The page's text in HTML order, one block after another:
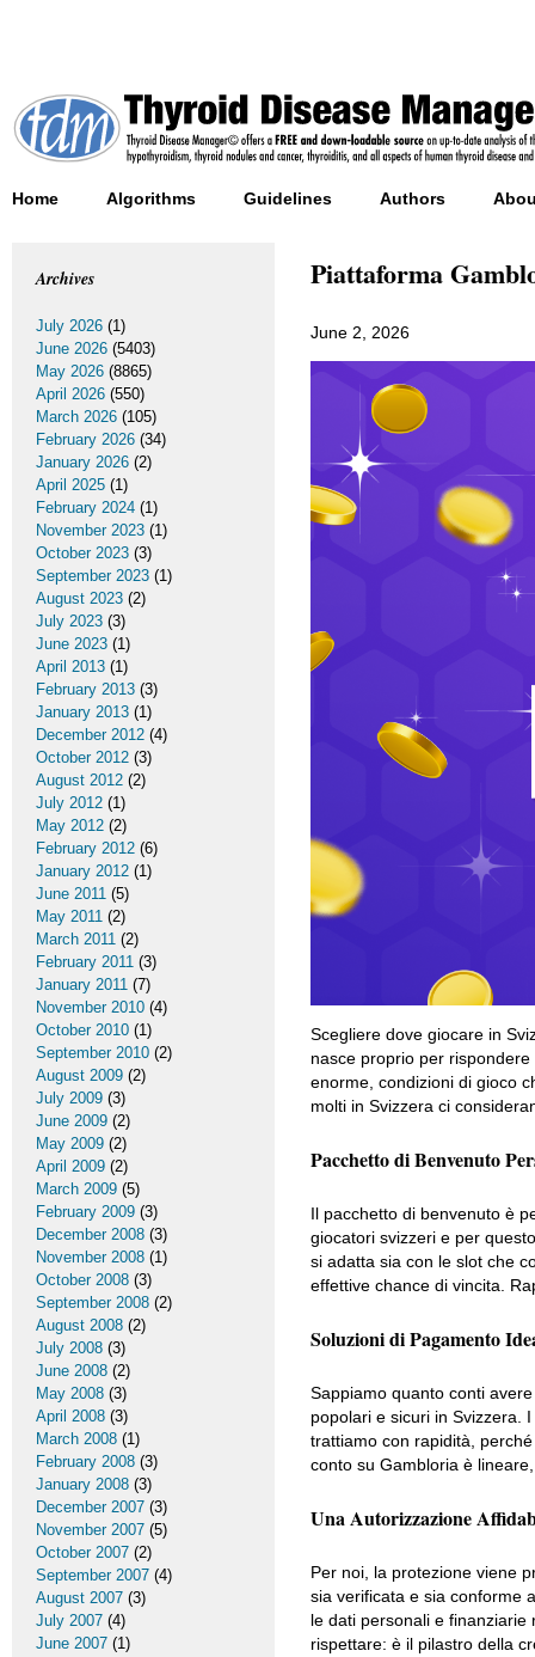
Home Algorithms Guidelines Authors
Piattaforma
June 2, 2026
Scegliere dove giocare in
nasce proprio per
enorme, condizioni di gioco
molti in Svizzera ci
Pacchetto di Benvenuto
Il pacchetto di benvenuto è
giocatori svizzeri e per
si adatta sia con le slot che
effettive chance di vincita.
Soluzioni di Pagamento
Sappiamo quanto conti
popolari e sicuri in Svizzera.
trattiamo con rapidità,
conto su Gambloria è
Una Autorizzazione
Per noi, la protezione viene
sia verificata e sia conforme
le dati personali e
rispettare: è il pilastro della
Archives
July 2026 (1)
June 2026 (5403)
May 2026 (8865)
April 2026 (550)
March 2026 (105)
February 2026 (34)
January 2026 (2)
April 2025 (1)
February 2024 (1)
November 2023 (1)
October 2023 (3)
September 2023 (1)
August 2023 (2)
July 2023 (3)
June 2023 (1)
April 2013 (1)
February 2013 (3)
January 2013 (1)
December 2012 (4)
October 2012 (3)
August 2012 (2)
July 2012 (1)
May 2012 (2)
February 2012 (6)
January 2012 (1)
June 2011 (5)
May 2011 (2)
March 2011 (2)
February 2011 (3)
January 2011 (7)
November 2010 (4)
October 2010 (1)
September 2010 (2)
August 2009 (2)
July 2009 (3)
June 2009 (2)
May 2009 (2)
April 2009 (2)
March 2009 (5)
February 2009 (3)
December 2008 (3)
November 2008 (1)
October 2008 (3)
September 2008 (2)
August 2008 (2)
July 2008 (3)
June 2008 (2)
May 2008 (3)
April 2008 (3)
March 2008 (1)
February 2008 (3)
January 2008 (3)
December 2007 (3)
November 2007 (5)
October 2007 (2)
September 2007 (4)
August 2007 (3)
July 2007 (4)
June 2007 (1)